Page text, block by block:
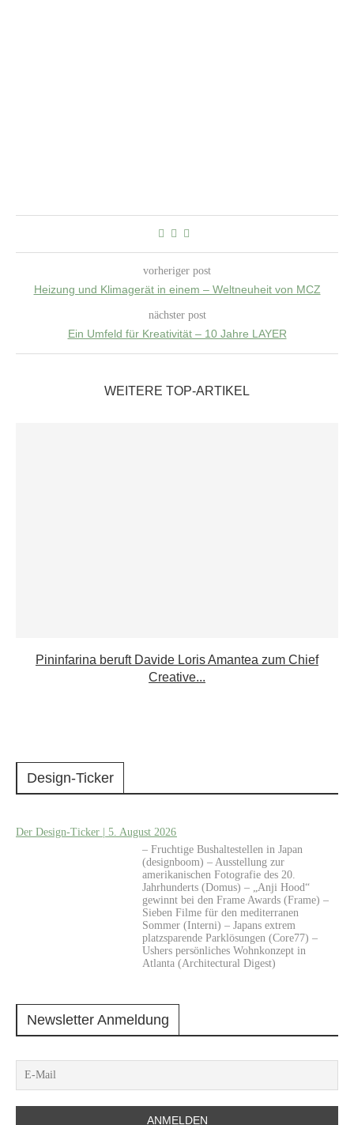
vorheriger post
Heizung und Klimagerät in einem – Weltneuheit von MCZ
nächster post
Ein Umfeld für Kreativität – 10 Jahre LAYER
WEITERE TOP-ARTIKEL
Pininfarina beruft Davide Loris Amantea zum Chief
Creative...
Design-Ticker
Der Design-Ticker | 5. August 2026
– Fruchtige Bushaltestellen in Japan
(designboom) – Ausstellung zur
amerikanischen Fotografie des 20.
Jahrhunderts (Domus) – „Anji Hood“
gewinnt bei den Frame Awards (Frame) –
Sieben Filme für den mediterranen
Sommer (Interni) – Japans extrem
platzsparende Parklösungen (Core77) –
Ushers persönliches Wohnkonzept in
Atlanta (Architectural Digest)
Newsletter Anmeldung